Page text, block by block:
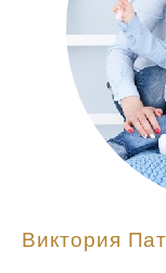
Виктория